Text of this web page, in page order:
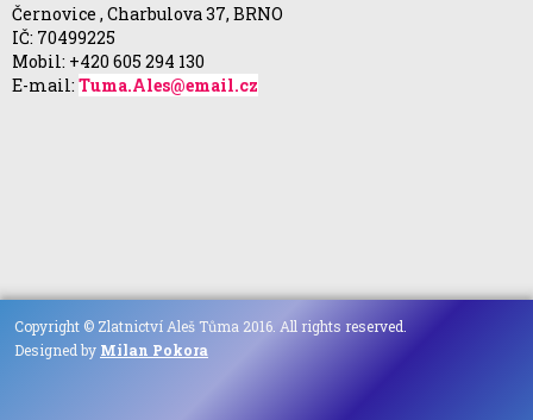
Černovice , Charbulova 37, BRNO
IČ: 70499225
Mobil: +420 605 294 130
E-mail: Tuma.Ales@email.cz
Copyright © Zlatnictví Aleš Tůma 2016. All rights reserved.
Designed by Milan Pokora